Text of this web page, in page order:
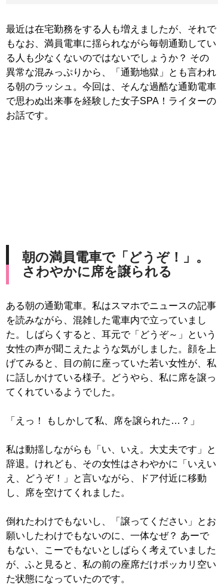
最近は在宅勤務をする人も増えましたが、それで
もなお、満員電車に揺られながら毎朝通勤してい
る人も少なくないのではないでしょうか？ その
異常な混みっぷりから、「通勤地獄」とも言われ
る朝のラッシュ。今回は、そんな過酷な通勤電車
で思わぬ出来事を経験した女子SPA！ライターの
お話です。
朝の満員電車で「どうぞ！」。
さわやかに席を譲られる
ある朝の通勤電車。私はスマホでニュースの記事
を読みながら、混雑した電車内で立っていまし
た。しばらくすると、耳元で「どうぞ～」という
女性の声が聞こえたような気がしました。顔を上
げてみると、目の前に座っていた若い女性が、私
に話しかけている様子。どうやら、私に席を譲っ
てくれているようでした。
「えっ！ もしかして私、席を譲られた…？」
私は動揺しながらも「い、いえ。大丈夫です」と
辞退。けれども、その女性はさわやかに「いえい
え、どうぞ！」と言いながら、ドア付近に移動
し、席を空けてくれました。
倒れたわけでもないし、「譲ってください」とお
願いしたわけでもないのに、一体なぜ？ あーで
もない、こーでもないとしばらく考えていました
が、ふと見ると、私の前の座席だけポッカリ空い
た状態になっていたのです。